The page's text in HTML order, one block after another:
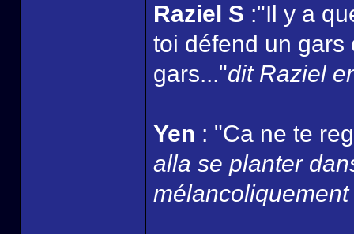
Raziel S :"Il y a
toi défend un gars
gars..."dit Raziel
Yen : "Ca ne te
alla se planter